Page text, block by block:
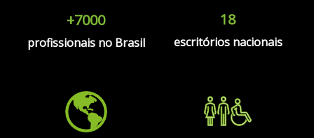
+7000
profissionais no Brasil
18
escritórios nacionais